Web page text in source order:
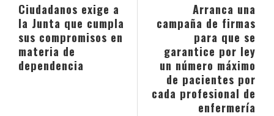
Arranca una
campaña de firmas
para que se
garantice por ley
un número máximo
de pacientes por
cada profesional de
enfermería
Ciudadanos exige a
la Junta que cumpla
sus compromisos en
materia de
dependencia